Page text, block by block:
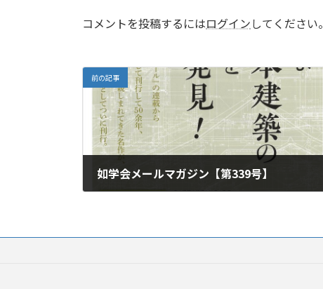
コメントを投稿するにはログインしてください。
前の記事
如学会メールマガジン【第339号】